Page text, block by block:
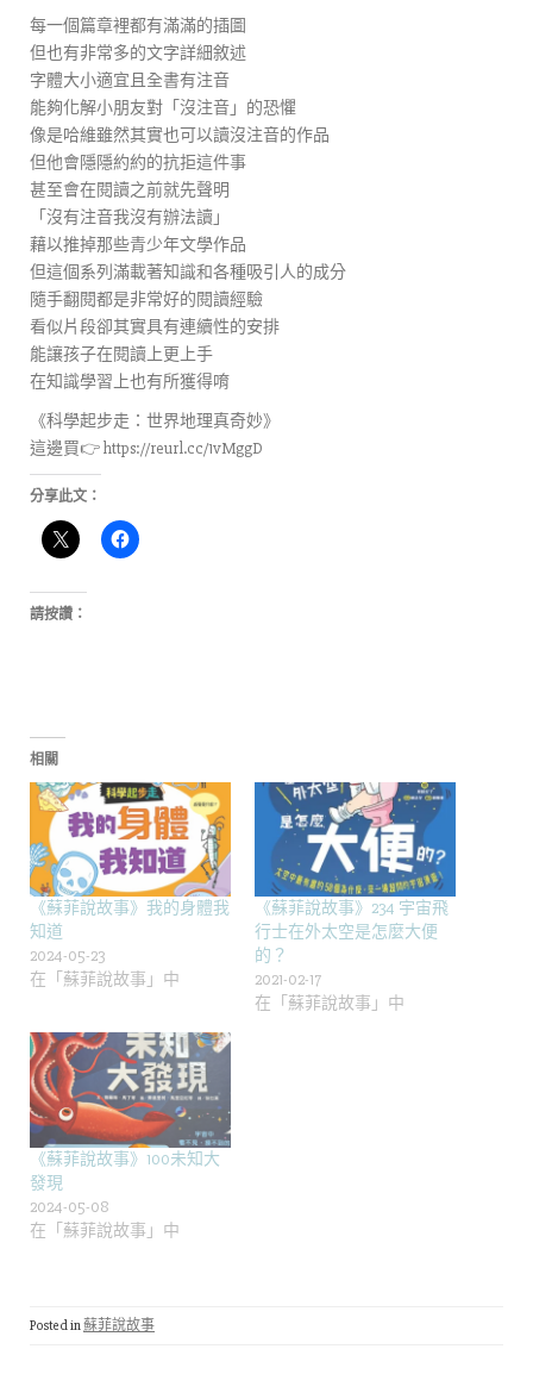
每一個篇章裡都有滿滿的插圖
但也有非常多的文字詳細敘述
字體大小適宜且全書有注音
能夠化解小朋友對「沒注音」的恐懼
像是哈維雖然其實也可以讀沒注音的作品
但他會隱隱約約的抗拒這件事
甚至會在閱讀之前就先聲明
「沒有注音我沒有辦法讀」
藉以推掉那些青少年文學作品
但這個系列滿載著知識和各種吸引人的成分
隨手翻閱都是非常好的閱讀經驗
看似片段卻其實具有連續性的安排
能讓孩子在閱讀上更上手
在知識學習上也有所獲得唷
《科學起步走：世界地理真奇妙》
這邊買👉 https://reurl.cc/1vMggD
分享此文：
請按讚：
相關
《蘇菲說故事》我的身體我
知道
2024-05-23
在「蘇菲說故事」中
《蘇菲說故事》234 宇宙飛
行士在外太空是怎麼大便
的？
2021-02-17
在「蘇菲說故事」中
《蘇菲說故事》100未知大
發現
2024-05-08
在「蘇菲說故事」中
Posted in蘇菲說故事